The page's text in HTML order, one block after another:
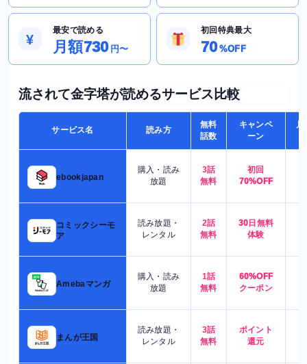
¥
最安で読める
月額730 円〜
初回特典最大
70%OFF
流されて金字塔が読めるサービス比較
サービス名 読み方
無料
話数
キャンペ
ーン
月
ebookjapan
購入・読み
放題
3話
無料
初回
70%OFF
コミックシーモ
ア
読み放題・
レンタル
2話
無料
30日無料
体験
Amebaマンガ
購入・読み
放題
1話
無料
60%OFF
クーポン
まんが王国
読み放題・
レンタル
3話
無料
ポイント
還元